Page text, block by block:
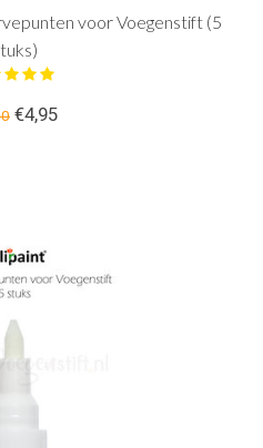
voor Voegenstift (5
€4,95